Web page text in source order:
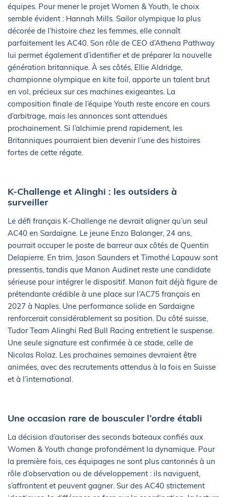
équipes. Pour mener le projet Women & Youth, le choix
semble évident : Hannah Mills. Sailor olympique la plus
décorée de l’histoire chez les femmes, elle connaît
parfaitement les AC40. Son rôle de CEO d’Athena Pathway
lui permet également d’identifier et de préparer la nouvelle
génération britannique. À ses côtés, Ellie Aldridge,
championne olympique en kite foil, apporte un talent brut
en vol, précieux sur ces machines exigeantes. La
composition finale de l’équipe Youth reste encore en cours
d’arbitrage, mais les annonces sont attendues
prochainement. Si l’alchimie prend rapidement, les
Britanniques pourraient bien devenir l’une des histoires
fortes de cette régate.
K-Challenge et Alinghi : les outsiders à
surveiller
Le défi français K-Challenge ne devrait aligner qu’un seul
AC40 en Sardaigne. Le jeune Enzo Balanger, 24 ans,
pourrait occuper le poste de barreur aux côtés de Quentin
Delapierre. En trim, Jason Saunders et Timothé Lapauw sont
pressentis, tandis que Manon Audinet reste une candidate
sérieuse pour intégrer le dispositif. Manon fait déjà figure de
prétendante crédible à une place sur l’AC75 français en
2027 à Naples. Une performance solide en Sardaigne
renforcerait considérablement sa position. Du côté suisse,
Tudor Team Alinghi Red Bull Racing entretient le suspense.
Une seule signature est confirmée à ce stade, celle de
Nicolas Rolaz. Les prochaines semaines devraient être
animées, avec des recrutements attendus à la fois en Suisse
et à l’international.
Une occasion rare de bousculer l’ordre établi
La décision d’autoriser des seconds bateaux confiés aux
Women & Youth change profondément la dynamique. Pour
la première fois, ces équipages ne sont plus cantonnés à un
rôle d’observation ou de développement : ils naviguent,
s’affrontent et peuvent gagner. Sur des AC40 strictement